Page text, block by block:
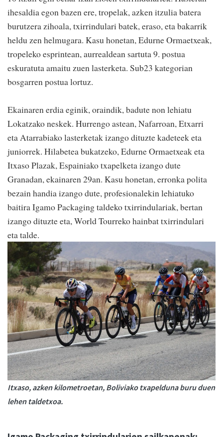
ihesaldia egon bazen ere, tropelak, azken itzulia batera
burutzera zihoala, txirrindulari batek, eraso, eta bakarrik
heldu zen helmugara. Kasu honetan, Edurne Ormaetxeak,
tropeleko esprintean, aurrealdean sartuta 9. postua
eskuratuta amaitu zuen lasterketa. Sub23 kategorian
bosgarren postua lortuz.
Ekainaren erdia eginik, oraindik, badute non lehiatu
Lokatzako neskek. Hurrengo astean, Nafarroan, Etxarri
eta Atarrabiako lasterketak izango dituzte kadeteek eta
juniorrek. Hilabetea bukatzeko, Edurne Ormaetxeak eta
Itxaso Plazak, Espainiako txapelketa izango dute
Granadan, ekainaren 29an. Kasu honetan, erronka polita
bezain handia izango dute, profesionalekin lehiatuko
baitira Igamo Packaging taldeko txirrindulariak, bertan
izango dituzte eta, World Tourreko hainbat txirrindulari
eta talde.
Itxaso, azken kilometroetan, Boliviako txapelduna buru duen
lehen taldetxoa.